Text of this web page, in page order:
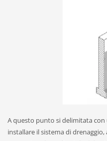
A questo punto si delimitata con
installare il sistema di